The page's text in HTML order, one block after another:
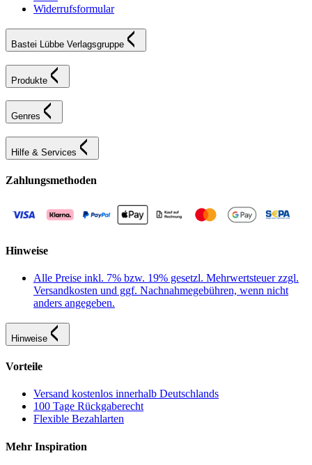
Widerrufsformular
Bastei Lübbe Verlagsgruppe
Produkte
Genres
Hilfe & Services
Zahlungsmethoden
Hinweise
Alle Preise inkl. 7% bzw. 19% gesetzl. Mehrwertsteuer zzgl.
Versandkosten und ggf. Nachnahmegebühren, wenn nicht
anders angegeben.
Hinweise
Vorteile
Versand kostenlos innerhalb Deutschlands
100 Tage Rückgaberecht
Flexible Bezahlarten
Mehr Inspiration